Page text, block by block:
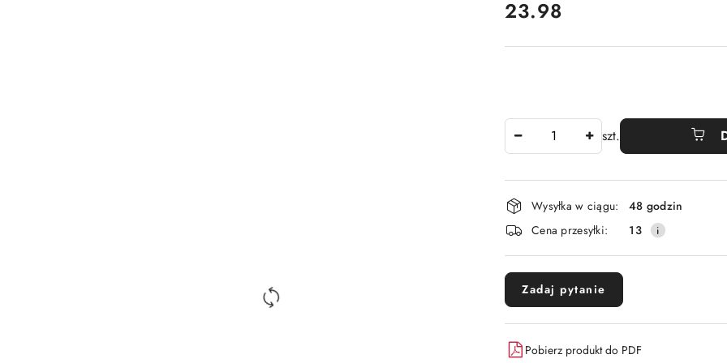
cena:
23.98
szt.
Dostępność
i
dostawa
Wysyłka w ciągu:
48 godzin
Cena przesyłki:
13
Zadaj pytanie
Pobierz produkt do PDF